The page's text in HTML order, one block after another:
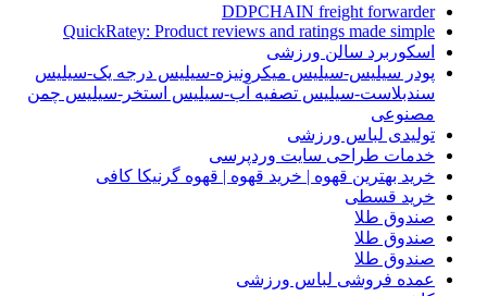
DDPCHAIN freight forwarder
QuickRatey: Product reviews and ratings made simple
اسکوربرد سالن ورزشی
پودر سیلیس-سیلیس میکرونیزه-سیلیس درجه یک-سیلیس
سندبلاست-سیلیس تصفیه آب-سیلیس استخر-سیلیس چمن
مصنوعی
تولیدی لباس ورزشی
خدمات طراحی سایت وردپرسی
خرید بهترین قهوه | خرید قهوه | قهوه گرنیکا کافی
خرید قسطی
صندوق طلا
صندوق طلا
صندوق طلا
عمده فروشی لباس ورزشی